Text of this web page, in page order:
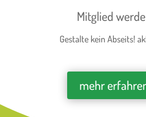
Mitglied
Gestalte kein Abseits!
mehr